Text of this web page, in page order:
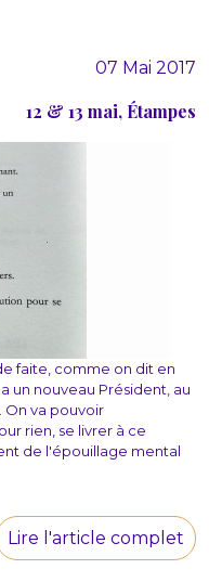
07 Mai 2017
12 & 13 mai, Étampes
faite, comme on dit en
un nouveau Président, au
On va pouvoir
rien, se livrer à ce
de l'épouillage mental
Lire l'article complet